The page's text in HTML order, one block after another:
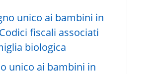
unico ai bambini in